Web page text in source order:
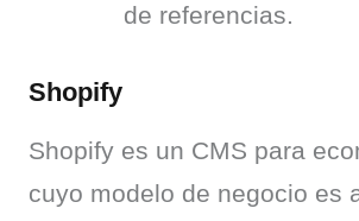
de referencias.
Shopify
Shopify es un CMS para
cuyo modelo de negocio es